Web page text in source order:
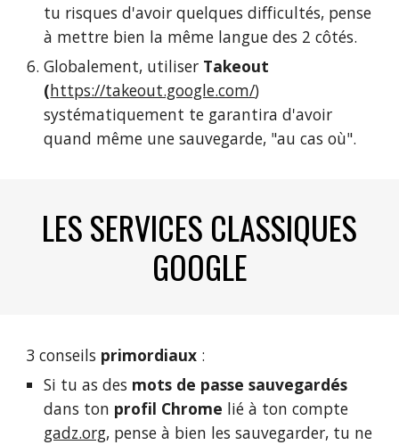
tu risques d'avoir quelques difficultés, pense
à mettre bien la même langue des 2 côtés.
Globalement, utiliser Takeout
(https://takeout.google.com/)
systématiquement te garantira d'avoir
quand même une sauvegarde, "au cas où".
LES SERVICES CLASSIQUES
GOOGLE
3 conseils primordiaux :
Si tu as des mots de passe sauvegardés
dans ton profil Chrome lié à ton compte
gadz.org, pense à bien les sauvegarder, tu ne